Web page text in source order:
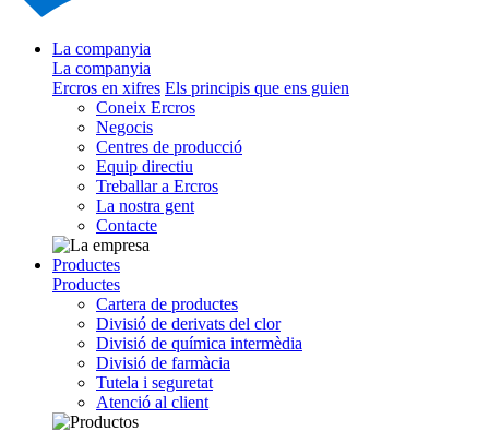
La companyia
La companyia
Ercros en xifres Els principis que ens guien
Coneix Ercros
Negocis
Centres de producció
Equip directiu
Treballar a Ercros
La nostra gent
Contacte
Productes
Productes
Cartera de productes
Divisió de derivats del clor
Divisió de química intermèdia
Divisió de farmàcia
Tutela i seguretat
Atenció al client